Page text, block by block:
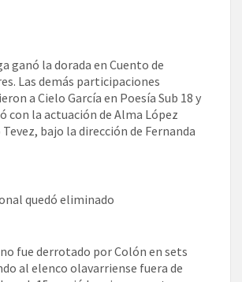
ganó la dorada en Cuento de
Las demás participaciones
a Cielo García en Poesía Sub 18 y
con la actuación de Alma López
Tevez, bajo la dirección de Fernanda
quedó eliminado
fue derrotado por Colón en sets
al elenco olavarriense fuera de